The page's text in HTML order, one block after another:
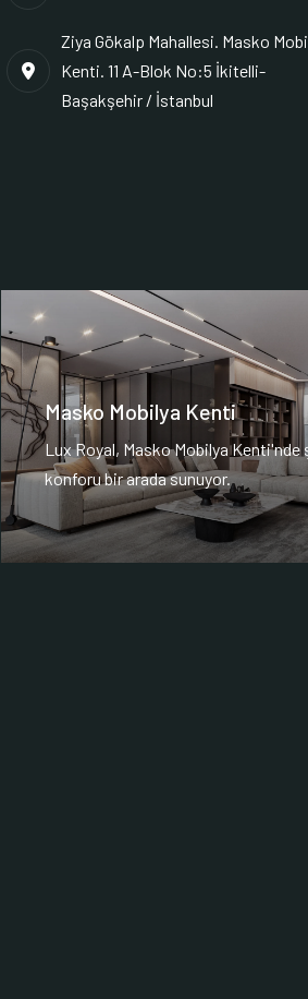
Ziya Gökalp Mahallesi. Masko
Kenti. 11 A-Blok No:5 İkitelli-
Başakşehir / İstanbul
Masko Mobilya Kenti
Lux Royal, Masko Mobilya Kenti'nde
konforu bir arada sunuyor.